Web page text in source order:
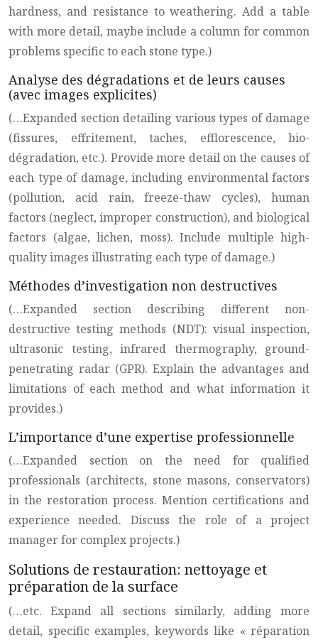
hardness, and resistance to weathering. Add a table
with more detail, maybe include a column for common
problems specific to each stone type.)
Analyse des dégradations et de leurs causes
(avec images explicites)
(…Expanded section detailing various types of damage
(fissures, effritement, taches, efflorescence, bio-
dégradation, etc.). Provide more detail on the causes of
each type of damage, including environmental factors
(pollution, acid rain, freeze-thaw cycles), human
factors (neglect, improper construction), and biological
factors (algae, lichen, moss). Include multiple high-
quality images illustrating each type of damage.)
Méthodes d’investigation non destructives
(…Expanded section describing different non-
destructive testing methods (NDT): visual inspection,
ultrasonic testing, infrared thermography, ground-
penetrating radar (GPR). Explain the advantages and
limitations of each method and what information it
provides.)
L’importance d’une expertise professionnelle
(…Expanded section on the need for qualified
professionals (architects, stone masons, conservators)
in the restoration process. Mention certifications and
experience needed. Discuss the role of a project
manager for complex projects.)
Solutions de restauration: nettoyage et
préparation de la surface
(…etc. Expand all sections similarly, adding more
detail, specific examples, keywords like « réparation